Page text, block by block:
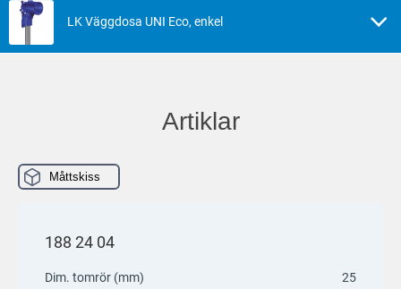
LK Väggdosa UNI Eco, enkel
Artiklar
Måttskiss
188 24 04
Dim. tomrör (mm)
25